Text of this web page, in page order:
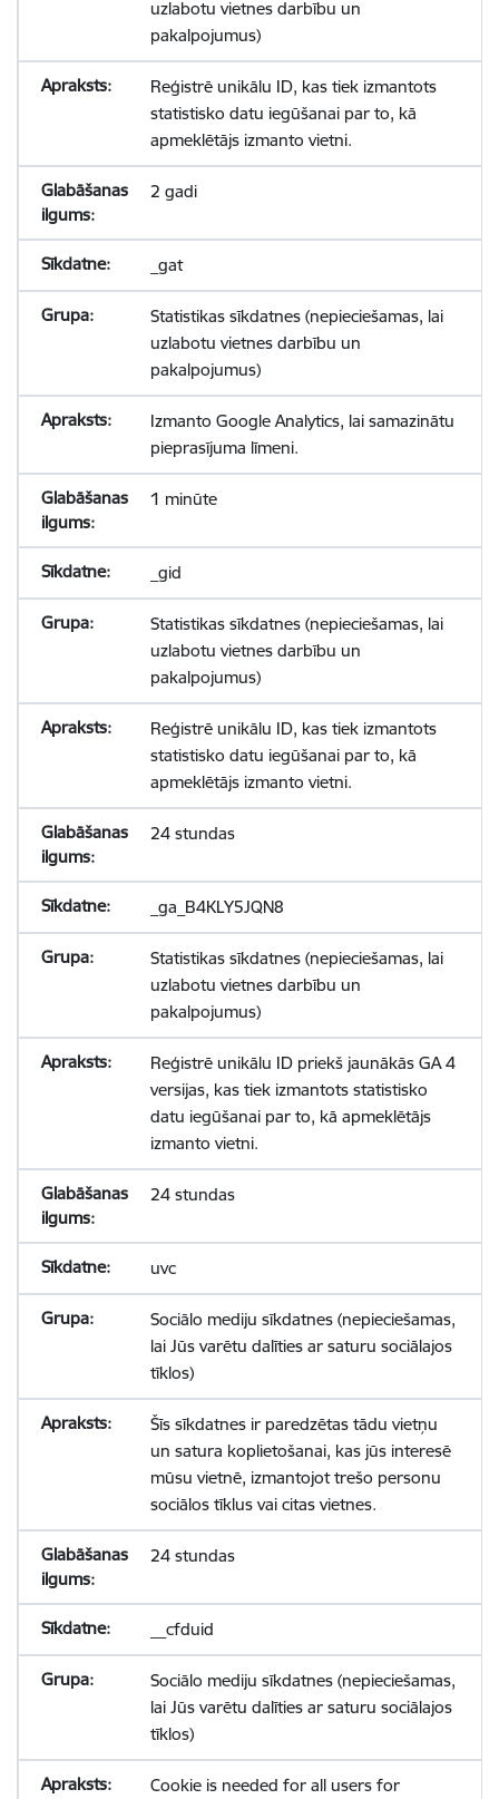
uzlabotu vietnes darbību un
pakalpojumus)
Reģistrē unikālu ID, kas tiek izmantots
statistisko datu iegūšanai par to, kā
apmeklētājs izmanto vietni.
2 gadi
_gat
Statistikas sīkdatnes (nepieciešamas, lai
uzlabotu vietnes darbību un
pakalpojumus)
Izmanto Google Analytics, lai samazinātu
pieprasījuma līmeni.
1 minūte
_gid
Statistikas sīkdatnes (nepieciešamas, lai
uzlabotu vietnes darbību un
pakalpojumus)
Reģistrē unikālu ID, kas tiek izmantots
statistisko datu iegūšanai par to, kā
apmeklētājs izmanto vietni.
24 stundas
_ga_B4KLY5JQN8
Statistikas sīkdatnes (nepieciešamas, lai
uzlabotu vietnes darbību un
pakalpojumus)
Reģistrē unikālu ID priekš jaunākās GA 4
versijas, kas tiek izmantots statistisko
datu iegūšanai par to, kā apmeklētājs
izmanto vietni.
24 stundas
uvc
Sociālo mediju sīkdatnes (nepieciešamas,
lai Jūs varētu dalīties ar saturu sociālajos
tīklos)
Šīs sīkdatnes ir paredzētas tādu vietņu
un satura koplietošanai, kas jūs interesē
mūsu vietnē, izmantojot trešo personu
sociālos tīklus vai citas vietnes.
24 stundas
__cfduid
Sociālo mediju sīkdatnes (nepieciešamas,
lai Jūs varētu dalīties ar saturu sociālajos
tīklos)
Cookie is needed for all users for